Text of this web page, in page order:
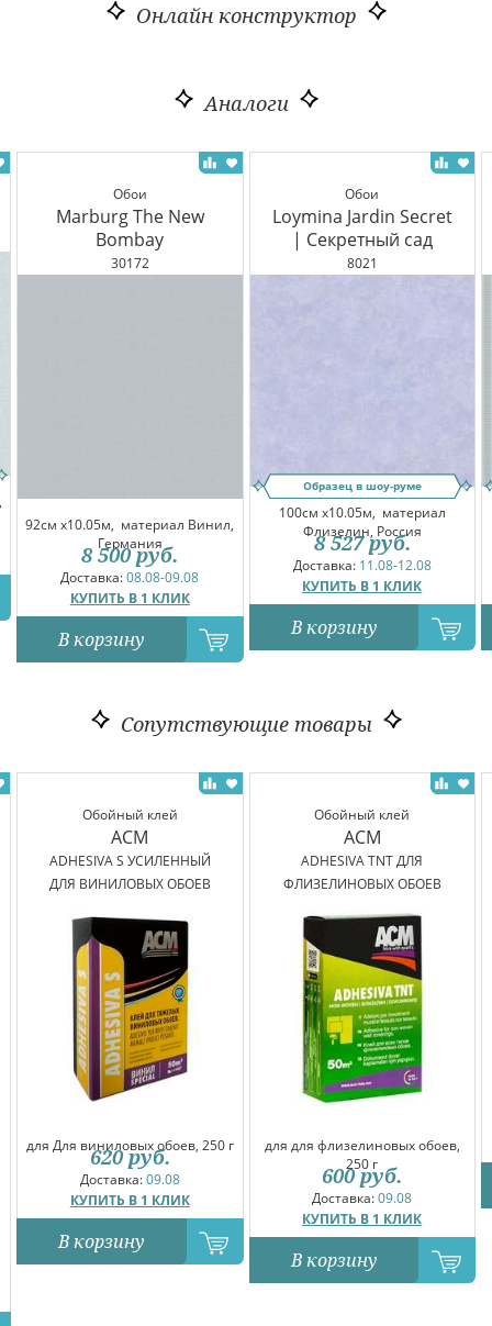
Онлайн конструктор
Аналоги
Обои
Marburg The New
Bombay
30172
92см x10.05м, материал Винил,
Германия
Доставка:08.08-09.08
КУПИТЬ В 1 КЛИК
8 500 руб.
В корзину
Обои
Loymina Jardin Secret
| Секретный сад
8021
Образец в шоу-руме
100см x10.05м, материал
Флизелин, Россия
Доставка: 11.08-12.08
КУПИТЬ В 1 КЛИК
8 527 руб.
В корзину
Сопутствующие товары
Обойный клей
ACM
ADHESIVA S УСИЛЕННЫЙ
ДЛЯ ВИНИЛОВЫХ ОБОЕВ
для Для виниловых обоев, 250 г
Доставка:09.08
КУПИТЬ В 1 КЛИК
620 руб.
В корзину
Обойный клей
ACM
ADHESIVA TNT ДЛЯ
ФЛИЗЕЛИНОВЫХ ОБОЕВ
для для флизелиновых обоев,
250 г
Доставка:09.08
КУПИТЬ В 1 КЛИК
600 руб.
В корзину